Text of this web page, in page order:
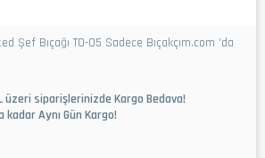
Şef Bıçağı TO-05 Sadece Bıçakçım.com 'da
üzeri siparişlerinizde Kargo Bedava!
kadar Aynı Gün Kargo!